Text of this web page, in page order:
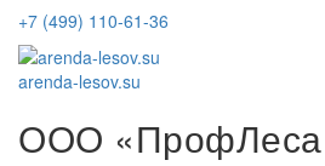
+7 (499) 110-61-36
arenda-lesov.su
ООО